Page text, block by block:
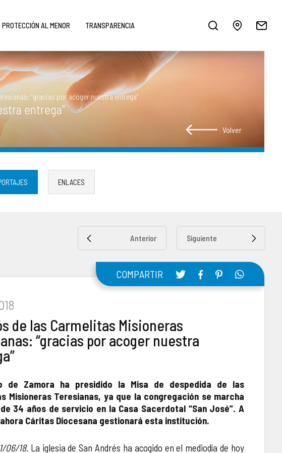
PROTECCIÓN AL MENOR TRANSPARENCIA
“gracias por acoger nuestra entrega”
entrega”
Volver
ENLACES
Anterior Siguiente
COMPARTIR
de las Carmelitas Misioneras
“gracias por acoger nuestra
de Zamora ha presidido la Misa de despedida de las
Misioneras Teresianas, ya que la congregación se marcha
34 años de servicio en la Casa Sacerdotal “San José”. A
Cáritas Diocesana gestionará esta institución.
06/18.La iglesia de San Andrés ha acogido en el mediodía de hoy